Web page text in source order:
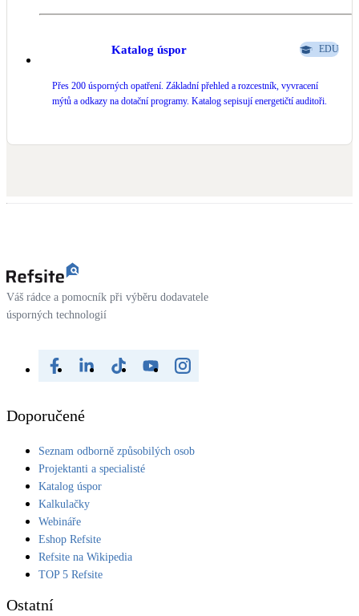
Katalog úspor EDU
Přes 200 úsporných opatření. Základní přehled a rozcestník, vyvracení
mýtů a odkazy na dotační programy. Katalog sepisují energetičtí auditoři.
Váš rádce a pomocník při výběru dodavatele
úsporných technologií
Doporučené
Seznam odborně způsobilých osob
Projektanti a specialisté
Katalog úspor
Kalkulačky
Webináře
Eshop Refsite
Refsite na Wikipedia
TOP 5 Refsite
Ostatní